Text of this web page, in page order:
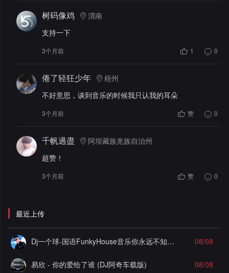
树码像鸡
渭南
支持一下
3个月前 1 0
倦了轻狂少年
梧州
不好意思，谈到音乐的时候我只认我的耳朵
3个月前 赞 0
千帆過盡
阿坝藏族羌族自治州
超赞！
3个月前 赞 0
最近上传
Dj一个球-国语FunkyHouse音乐你永远不知道故乡抽离飘弹空灵鼓系列慢摇串烧NO.125 08/08
易欣 - 你的爱给了谁 (DJ阿奇车载版) 08/08